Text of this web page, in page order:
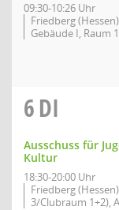
09:30-10:26 Uhr
Friedberg
Gebäude I, Raum
6DI
Ausschuss für
Kultur
18:30-20:00 Uhr
Friedberg
3/Clubraum 1+2),